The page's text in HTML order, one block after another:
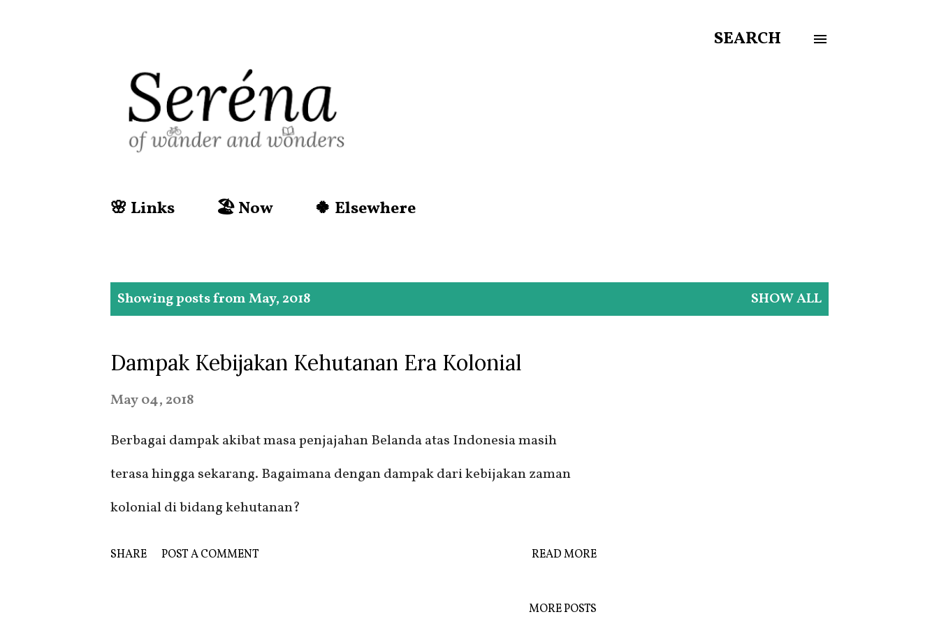
SEARCH
🌸 Links 🏖️ Now 🍀 Elsewhere
Showing posts from May, 2018 SHOW ALL
Dampak Kebijakan Kehutanan Era Kolonial
May 04, 2018
Berbagai dampak akibat masa penjajahan Belanda atas Indonesia masih
terasa hingga sekarang. Bagaimana dengan dampak dari kebijakan zaman
kolonial di bidang kehutanan?
SHARE POST A COMMENT READ MORE
MORE POSTS